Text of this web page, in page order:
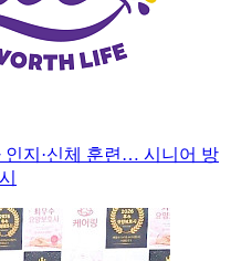
인지·신체 훈련… 시니어 방